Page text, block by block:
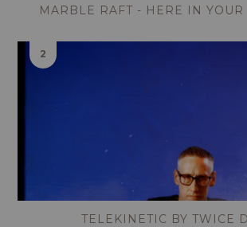
MARBLE RAFT - HERE IN YOUR
TELEKINETIC BY TWICE